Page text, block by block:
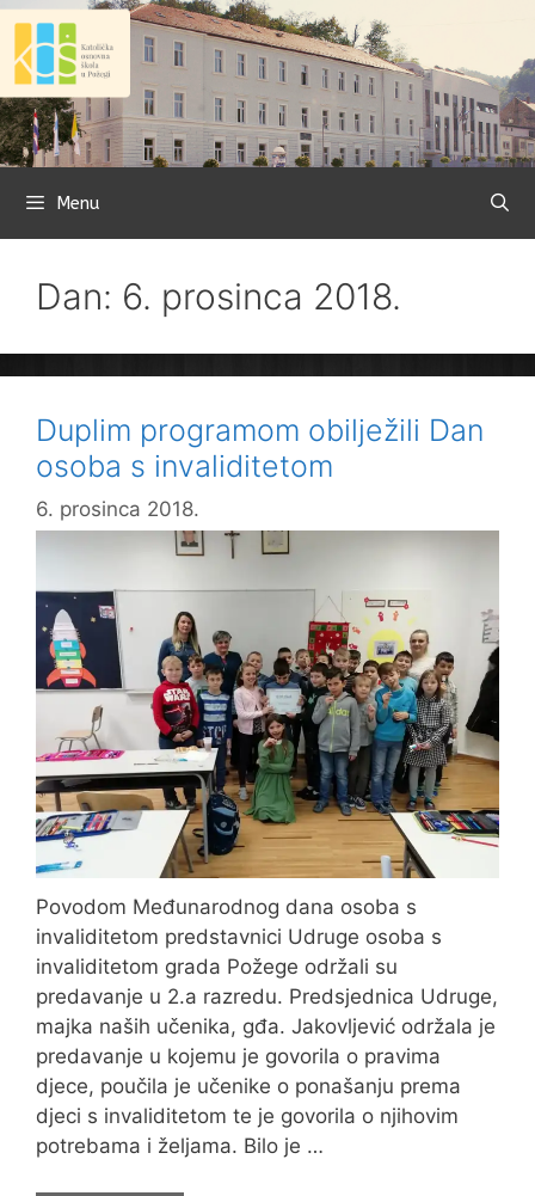
Preskoči
sadržaj
Menu
Dan: 6. prosinca 2018.
Duplim programom obilježili Dan
osoba s invaliditetom
6. prosinca 2018.
Povodom Međunarodnog dana osoba s
invaliditetom predstavnici Udruge osoba s
invaliditetom grada Požege održali su
predavanje u 2.a razredu. Predsjednica Udruge,
majka naših učenika, gđa. Jakovljević održala je
predavanje u kojemu je govorila o pravima
djece, poučila je učenike o ponašanju prema
djeci s invaliditetom te je govorila o njihovim
potrebama i željama. Bilo je …